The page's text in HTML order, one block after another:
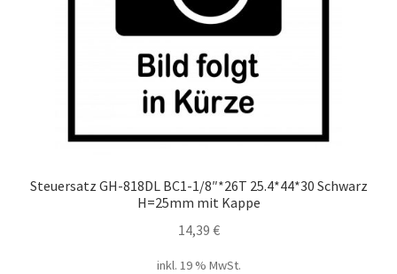
Steuersatz GH-818DL BC1-1/8″*26T 25.4*44*30 Schwarz
H=25mm mit Kappe
14,39 €
inkl. 19 % MwSt.